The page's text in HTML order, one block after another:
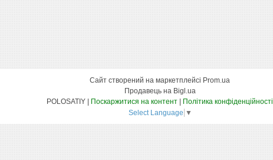
Сайт створений на маркетплейсі Prom.ua
Продавець на Bigl.ua
Поскаржитися на контент
Політика конфіденційності
Select Language ▼